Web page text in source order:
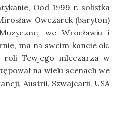
Ood 1999 r. solistka
Owczarek (baryton)
we Wrocławiu i
ma na swoim koncie ok.
roli Tewjego mleczarza w
na wielu scenach we
Austrii, Szwajcarii, USA